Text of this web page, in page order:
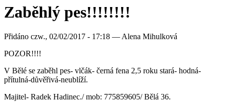
Zaběhlý pes!!!!!!!!
Přidáno czw., 02/02/2017 - 17:18 — Alena Mihulková
POZOR!!!!
V Bělé se zaběhl pes- vlčák- černá fena 2,5 roku stará- hodná-
přítulná-důvěřivá-neublíží.
Majitel- Radek Hadinec./ mob: 775859605/ Bělá 36.